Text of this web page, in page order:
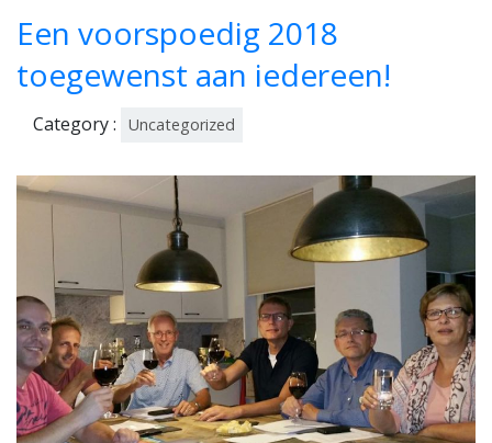
ber
201
7
Een voorspoedig 2018
toegewenst aan iedereen!
Category : Uncategorized